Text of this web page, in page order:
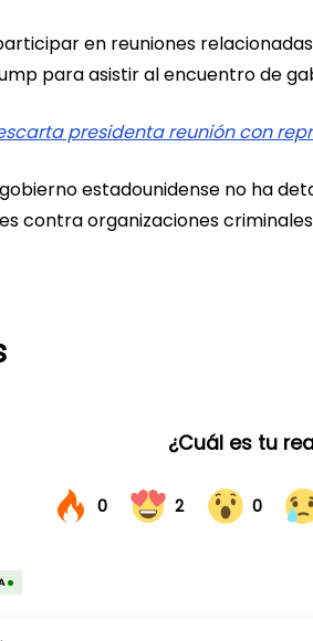
en reuniones
para asistir al encuentro de
presidenta reunión con
estadounidense no ha
contra organizaciones